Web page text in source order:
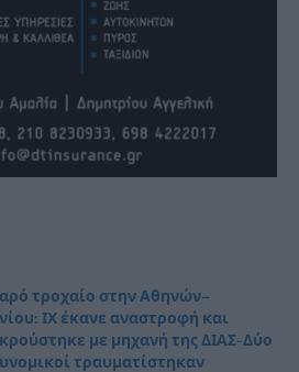
τροχαίο στην Αθηνών–
ΙΧ έκανε αναστροφή και
με μηχανή της ΔΙΑΣ- Δύο
τραυματίστηκαν